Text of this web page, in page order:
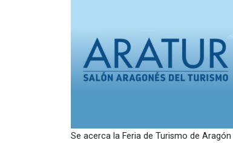
Se acerca la Feria de Turismo de Aragón